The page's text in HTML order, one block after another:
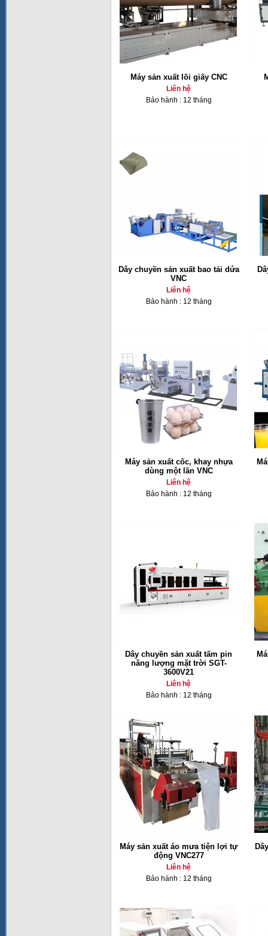
Máy sản xuất lõi giấy CNC
Liên hệ
Bảo hành : 12 tháng
Dây chuyền sản xuất bao tải dứa
VNC
Liên hệ
Bảo hành : 12 tháng
Máy sản xuất cốc, khay nhựa
dùng một lần VNC
Liên hệ
Bảo hành : 12 tháng
Dây chuyền sản xuất tấm pin
năng lượng mặt trời SGT-
3600V21
Liên hệ
Bảo hành : 12 tháng
Máy sản xuất áo mưa tiện lợi tự
động VNC277
Liên hệ
Bảo hành : 12 tháng